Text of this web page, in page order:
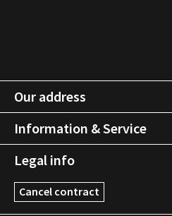
Our address
Information & Service
Legal info
Cancel contract